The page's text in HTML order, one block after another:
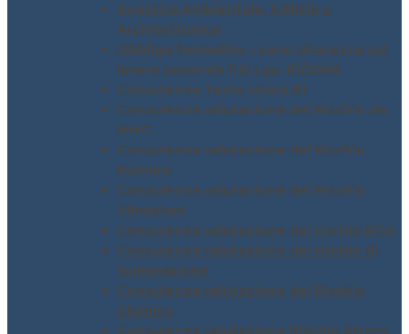
Acustica Ambientale, Edilizia e
Architettonica
Obbligo formativo – corsi sicurezza sul
lavoro secondo il D.Lgs. 81/2008
Consulenza Testo Unico 81
Consulenza valutazione del Rischio da
MMC
Consulenza valutazione del Rischio
Rumore
Consulenza valutazione del Rischio
Vibrazioni
Consulenza valutazione del rischio ROA
Consulenza valutazione del rischio di
fulminazione
Consulenza valutazione del Rischio
Chimico
Consulenza valutazione Rischio Stress